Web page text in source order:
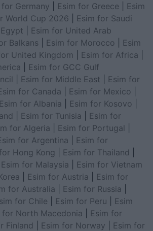
for Germany Esim for Greece
Esim
World Cup 2026
Esim for Saudi
Esim for United Arab
Balkans Esim for Morocco
Esim
United Kingdom Esim for Africa
Esim for GCC Gulf
Esim for Middle East
Esim for
for Canada Esim for Mexico
Esim for Albania Esim for Kosovo
Esim for Tunisia
Esim for
for Algeria Esim for Portugal
for Argentina
Esim for
Hong Kong Esim for Thailand
Esim for Malaysia
Esim for Vietnam
Esim for Austria
Esim for
for Australia Esim for Russia
for Chile Esim for Peru
Esim
for North Macedonia
Esim for
Finland Esim for Norway
Esim for